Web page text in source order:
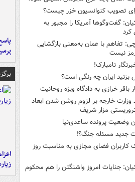
تصویب کنوانسیون خزر چیست؟
گفت‌وگوها آمریکا را مجبور به
کرد
تفاهم با عمان به‌معنی بازگشایی
نیست
نامبارک!
ایران چه رنگی است؟
باقر خرازی به دادگاه ویژه روحانیت
وزارت خارجه بر لزوم روشن شدن ابعاد
مزار شریف
وضعیت پرونده ساعدی‌نیا
جدید مسئله جنگ؟!
کاربران فضای مجازی به مناسبت روز
جنایات امروز واشنگتن را هم محکوم